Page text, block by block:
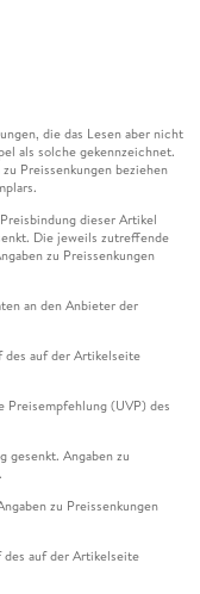
die das Lesen aber nicht
als solche gekennzeichnet.
Preissenkungen beziehen
dieser Artikel
Die jeweils zutreffende
zu Preissenkungen
an den Anbieter der
des auf der Artikelseite
(UVP) des
gesenkt. Angaben zu
zu Preissenkungen
des auf der Artikelseite